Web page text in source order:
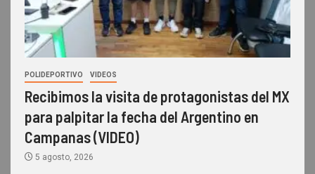
POLIDEPORTIVO VIDEOS
Recibimos la visita de protagonistas del MX
para palpitar la fecha del Argentino en
Campanas (VIDEO)
5 agosto, 2026